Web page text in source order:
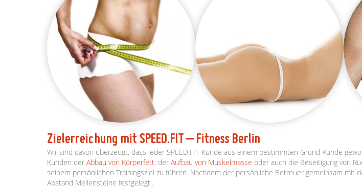
Zielerreichung mit SPEED.FIT – Fitness Berlin
Wir sind davon überzeugt, dass jeder SPEED.FIT-Kunde aus einem bestimmten Grund Kunde
Kunden der Abbau von Körperfett, der Aufbau von Muskelmasse oder auch die Beseitigung von
seinem persönlichen Trainingsziel zu führen. Nachdem der persönliche Betreuer gemeinsam
Abstand Meilensteine festgelegt..